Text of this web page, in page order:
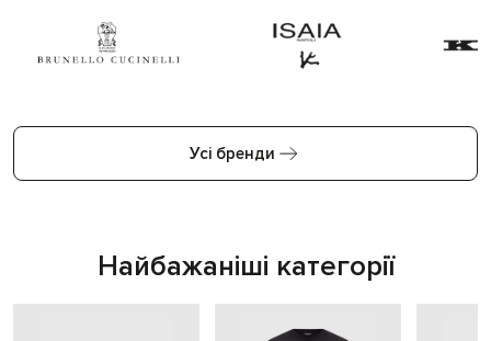
Усі бренди
Найбажаніші категорії